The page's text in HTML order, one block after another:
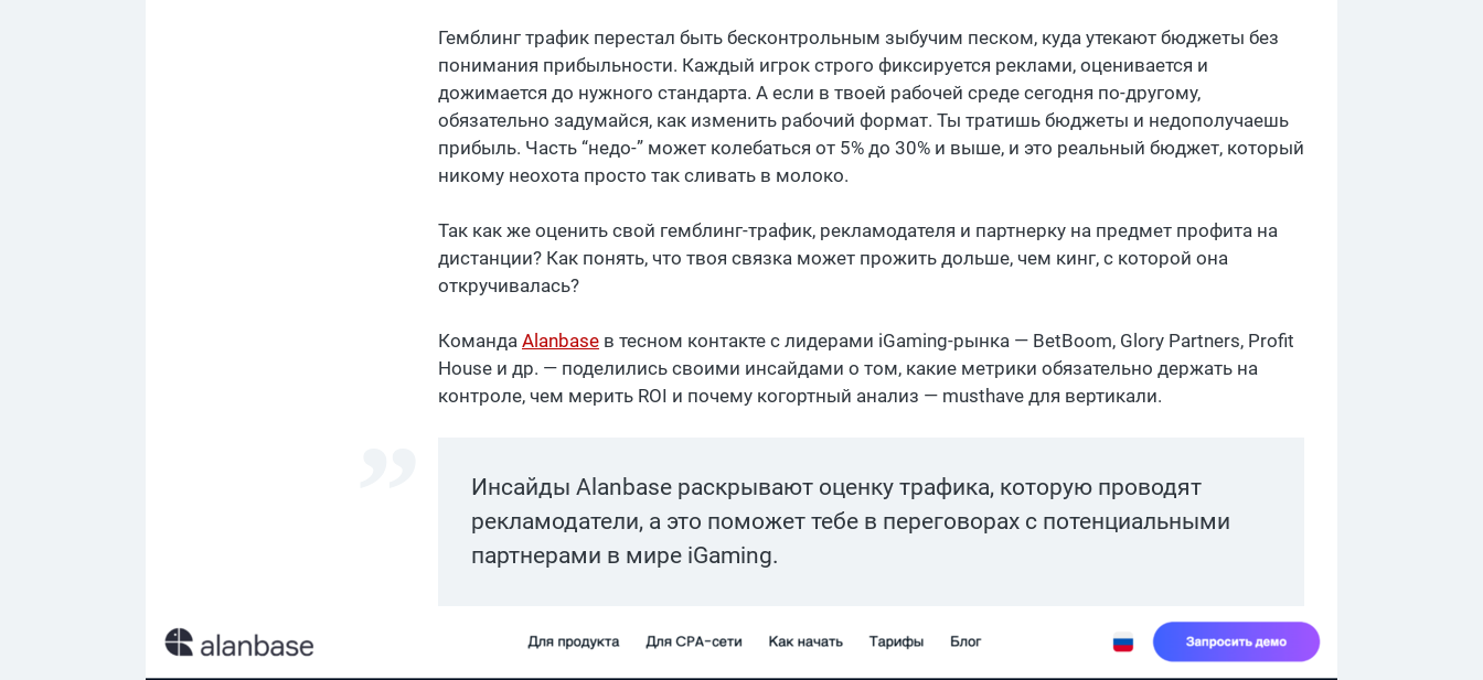
Гемблинг трафик перестал быть бесконтрольным зыбучим песком, куда утекают бюджеты без
понимания прибыльности. Каждый игрок строго фиксируется реклами, оценивается и
дожимается до нужного стандарта. А если в твоей рабочей среде сегодня по-другому,
обязательно задумайся, как изменить рабочий формат. Ты тратишь бюджеты и недополучаешь
прибыль. Часть “недо-” может колебаться от 5% до 30% и выше, и это реальный бюджет, который
никому неохота просто так сливать в молоко.
Так как же оценить свой гемблинг-трафик, рекламодателя и партнерку на предмет профита на
дистанции? Как понять, что твоя связка может прожить дольше, чем кинг, с которой она
откручивалась?
Команда Alanbase в тесном контакте с лидерами iGaming-рынка — BetBoom, Glory Partners, Profit
House и др. — поделились своими инсайдами о том, какие метрики обязательно держать на
контроле, чем мерить ROI и почему когортный анализ — musthave для вертикали.
Инсайды Alanbase раскрывают оценку трафика, которую проводят
рекламодатели, а это поможет тебе в переговорах с потенциальными
партнерами в мире iGaming.